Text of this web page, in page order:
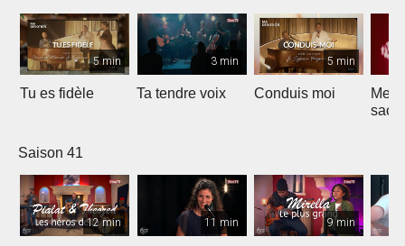
5 min
Tu es fidèle
3 min
Ta tendre voix
5 min
Conduis moi
Saison 41
12 min 11 min 9 min